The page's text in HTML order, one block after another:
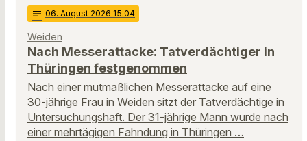
notes 06. August 2026 15:04
Weiden
Nach Messerattacke: Tatverdächtiger in
Thüringen festgenommen
Nach einer mutmaßlichen Messerattacke auf eine
30-jährige Frau in Weiden sitzt der Tatverdächtige in
Untersuchungshaft. Der 31-jährige Mann wurde nach
einer mehrtägigen Fahndung in Thüringen …